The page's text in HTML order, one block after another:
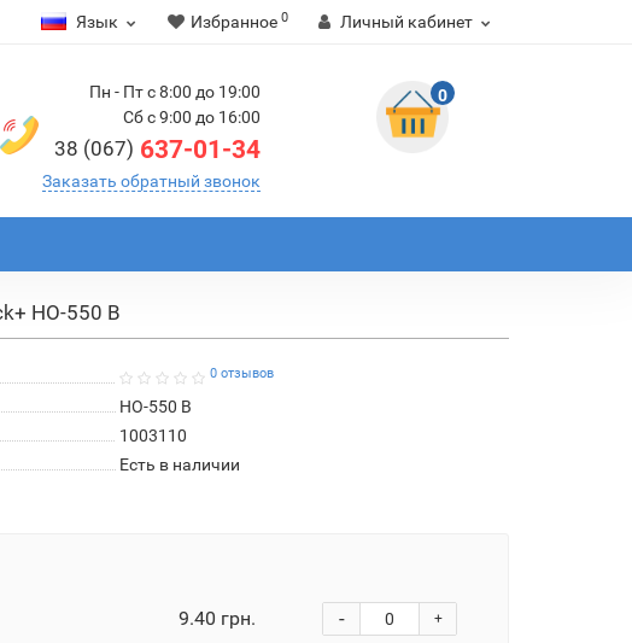
Язык Избранное 0 Личный кабинет
Пн - Пт с 8:00 до 19:00
Сб с 9:00 до 16:00
38 (067) 637-01-34
Заказать обратный звонок
0
HO-550 B
0 отзывов
HO-550 B
1003110
Есть в наличии
9.40 грн. +
-